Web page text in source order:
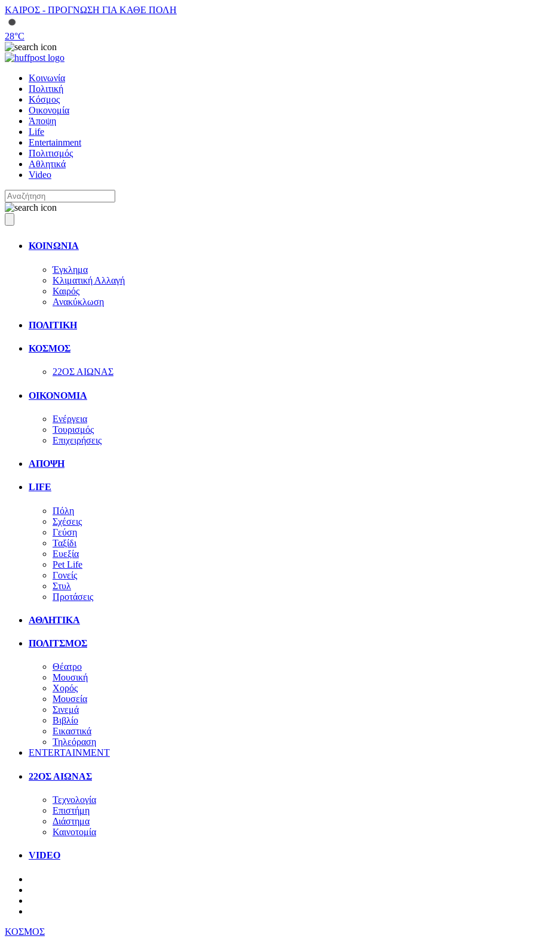
ΚΑΙΡΟΣ - ΠΡΟΓΝΩΣΗ ΓΙΑ ΚΑΘΕ ΠΟΛΗ
28°C
Κοινωνία
Πολιτική
Κόσμος
Οικονομία
Άποψη
Life
Entertainment
Πολιτισμός
Αθλητικά
Video
ΚΟΙΝΩΝΙΑ
Έγκλημα
Κλιματική Αλλαγή
Καιρός
Ανακύκλωση
ΠΟΛΙΤΙΚΗ
ΚΟΣΜΟΣ
22ΟΣ ΑΙΩΝΑΣ
ΟΙΚΟΝΟΜΙΑ
Ενέργεια
Τουρισμός
Επιχειρήσεις
ΑΠΟΨΗ
LIFE
Πόλη
Σχέσεις
Γεύση
Ταξίδι
Ευεξία
Pet Life
Γονείς
Στυλ
Προτάσεις
ΑΘΛΗΤΙΚΑ
ΠΟΛΙΤΣΜΟΣ
Θέατρο
Μουσική
Χορός
Μουσεία
Σινεμά
Βιβλίο
Εικαστικά
Τηλεόραση
ENTERTAINMENT
22ΟΣ ΑΙΩΝΑΣ
Τεχνολογία
Επιστήμη
Διάστημα
Καινοτομία
VIDEO
ΚΟΣΜΟΣ